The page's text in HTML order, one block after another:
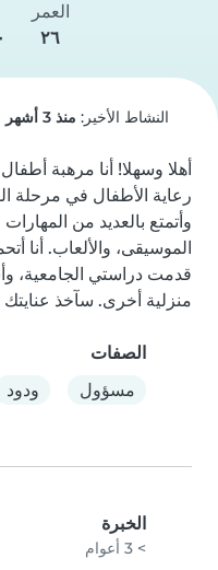
العمر
٢٦
النشاط الأخير: منذ 3 أشهر
منزلية أخرى. سآخذ عنايتك
الصفات
مسؤول
ودود
الخبرة
> 3 أعوام